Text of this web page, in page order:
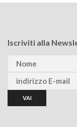
Iscriviti alla